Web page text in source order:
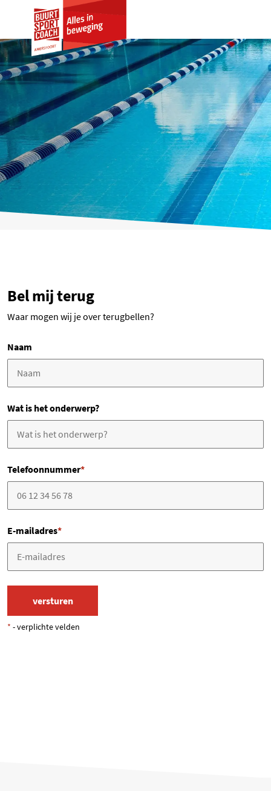
Bel mij terug
Waar mogen wij je over terugbellen?
Naam
Wat is het onderwerp?
Telefoonnummer*
E-mailadres*
* - verplichte velden